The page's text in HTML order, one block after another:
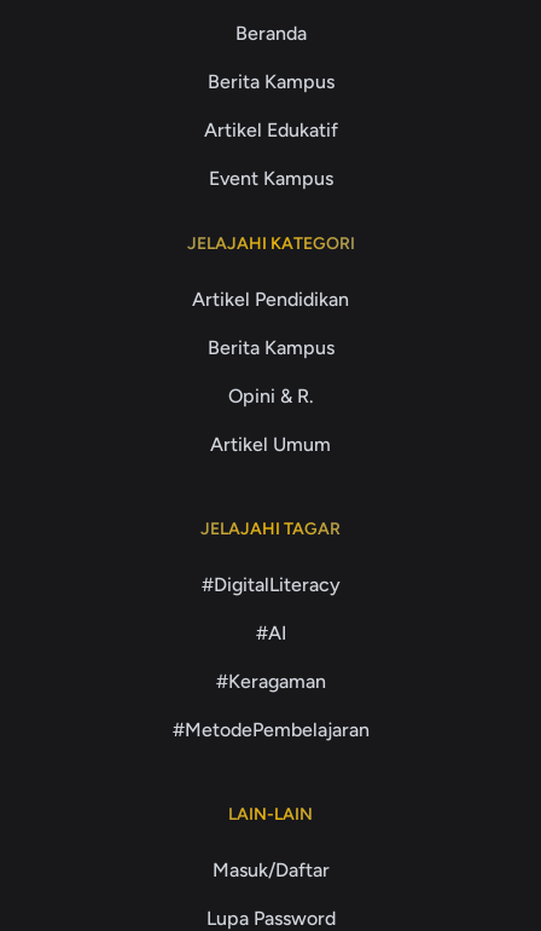
Beranda
Berita Kampus
Artikel Edukatif
Event Kampus
JELAJAHI KATEGORI
Artikel Pendidikan
Berita Kampus
Opini & R.
Artikel Umum
JELAJAHI TAGAR
#DigitalLiteracy
#AI
#Keragaman
#MetodePembelajaran
LAIN-LAIN
Masuk/Daftar
Lupa Password